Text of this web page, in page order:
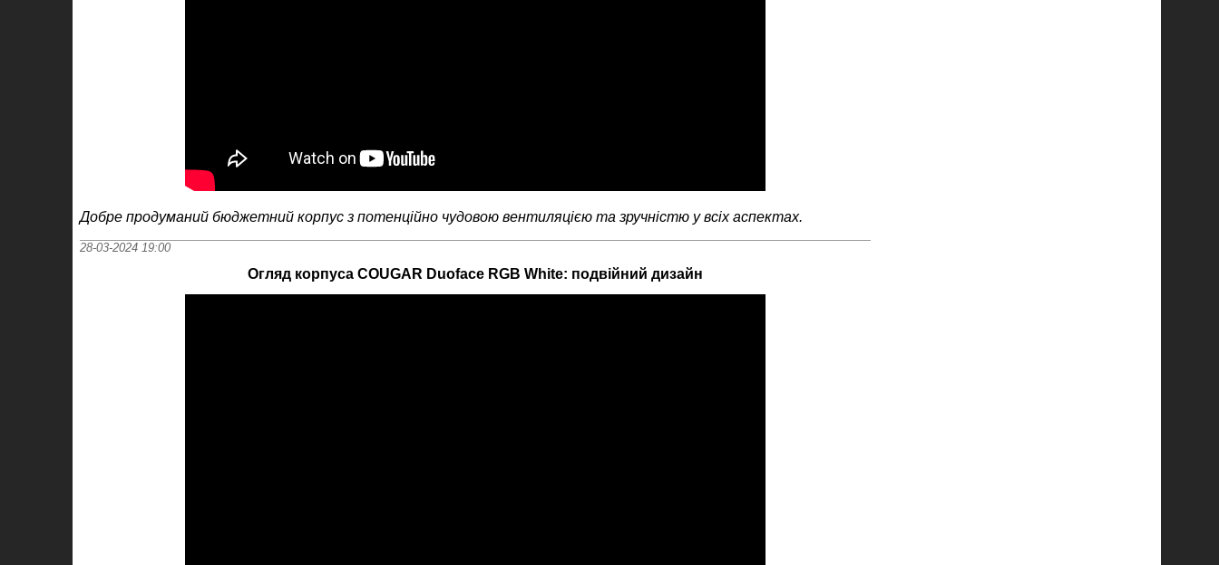
Добре продуманий бюджетний корпус з потенційно чудовою вентиляцією та зручністю у всіх аспектах.
28-03-2024 19:00
Огляд корпуса COUGAR Duoface RGB White: подвійний дизайн